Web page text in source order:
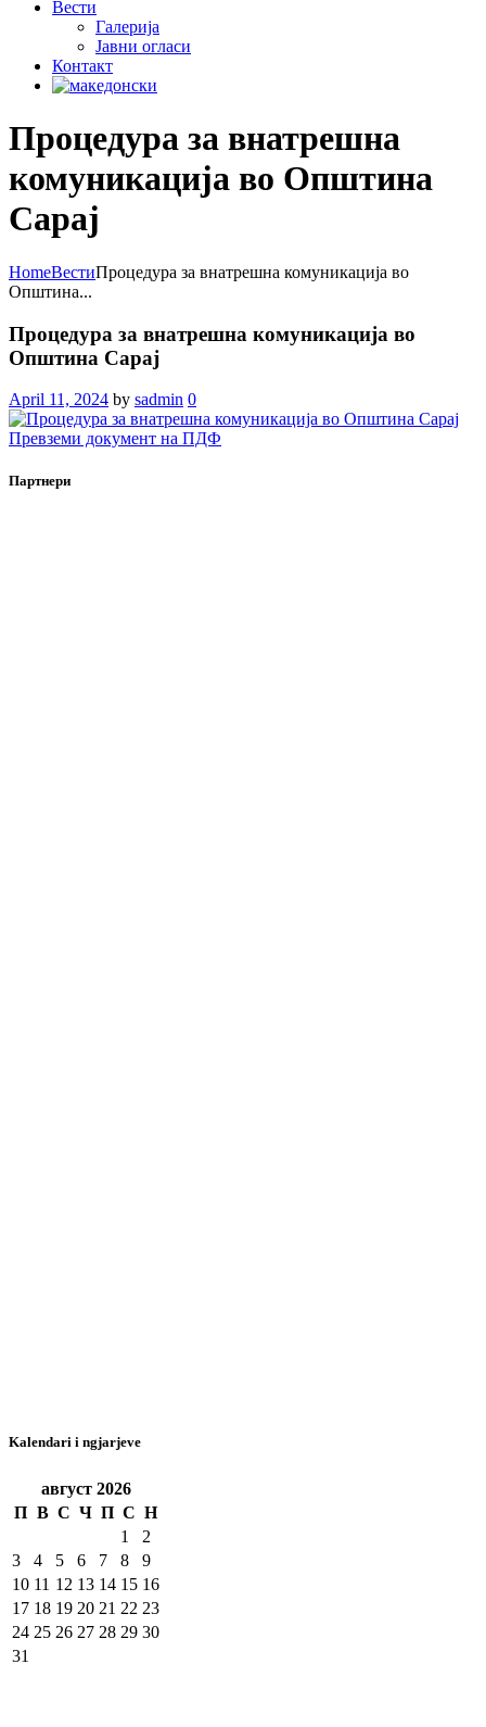
Вести
Галеријa
Јавни огласи
Контакт
Процедура за внатрешна
комуникација во Општина
Сарај
HomeВестиПроцедура за внатрешна комуникација во
Општина...
Процедура за внатрешна комуникација во
Општина Сарај
April 11, 2024 by sadmin 0
Превземи документ на ПДФ
Партнери
Kalendari i ngjarjeve
август 2026
П В С Ч П С Н
1
2
3
4 5 6 7 8
9
10 11 12 13 14 15 16
17 18 19 20 21 22 23
24 25 26 27 28 29 30
31